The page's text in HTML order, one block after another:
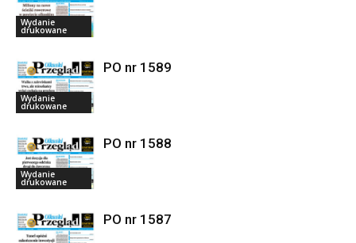
Wydanie
drukowane
Wydanie
drukowane
PO nr 1589
Wydanie
drukowane
PO nr 1588
PO nr 1587